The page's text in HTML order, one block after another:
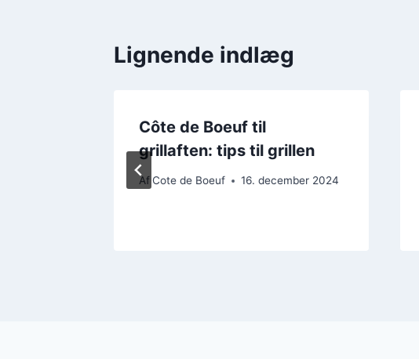
Lignende indlæg
Côte de Boeuf til
grillaften: tips til grillen
AfCote de Boeuf 16. december 2024